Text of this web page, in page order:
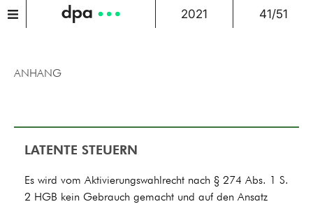
2021 41/51
ANHANG
LATENTE STEUERN
Es wird vom Aktivierungswahlrecht nach § 274 Abs. 1 S.
2 HGB kein Gebrauch gemacht und auf den Ansatz